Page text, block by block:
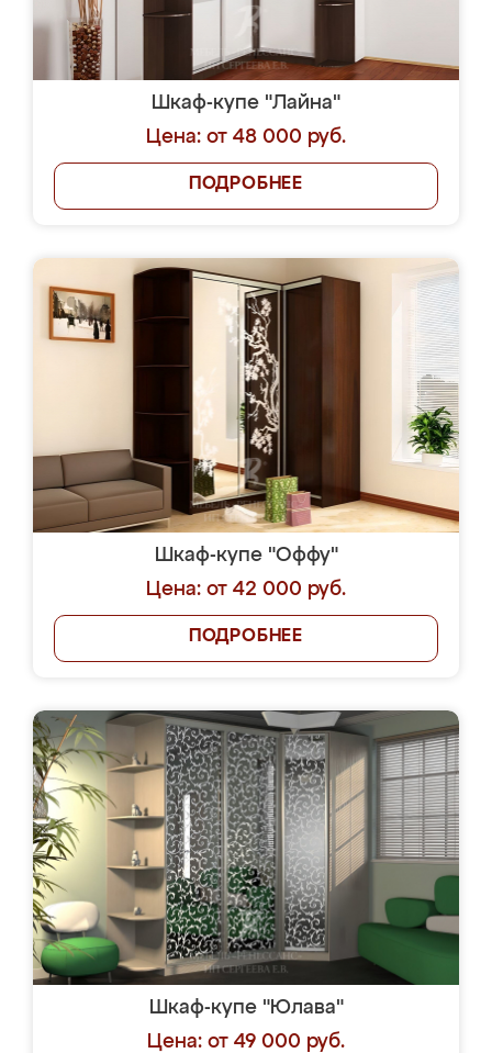
Шкаф-купе "Лайна"
Цена: от 48 000 руб.
ПОДРОБНЕЕ
Шкаф-купе "Оффу"
Цена: от 42 000 руб.
ПОДРОБНЕЕ
Шкаф-купе "Юлава"
Цена: от 49 000 руб.